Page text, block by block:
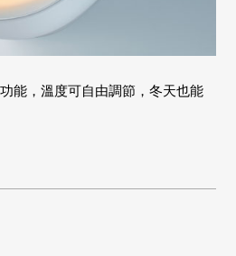
能，溫度可自由調節，冬天也能